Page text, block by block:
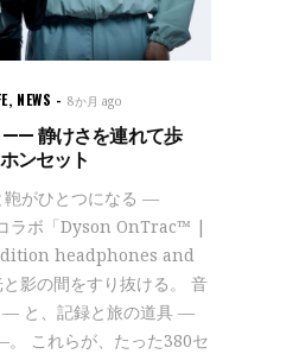
, NEWS 8か月 ago
—— 静けさを連れて歩
ンセット
鞄がひとつになる —
ラボ「Dyson OnTrac™ |
headphones and
影の間をすり抜ける。 音
と、記録と旅の道具 —
これらが、たった380セ